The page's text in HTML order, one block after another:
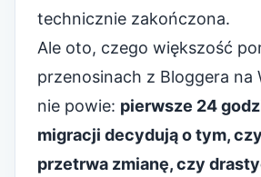
technicznie zakończona.
Ale oto, czego większość
przenosinach z Bloggera na
nie powie: pierwsze 24
migracji decydują o tym,
przetrwa zmianę, czy